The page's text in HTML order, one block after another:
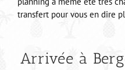
transfert pour vous en dire
Arrivée à